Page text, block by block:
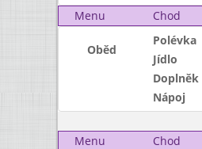
Menu
Chod
Oběd
Polévka
Jídlo
Doplněk
Nápoj
Menu
Chod